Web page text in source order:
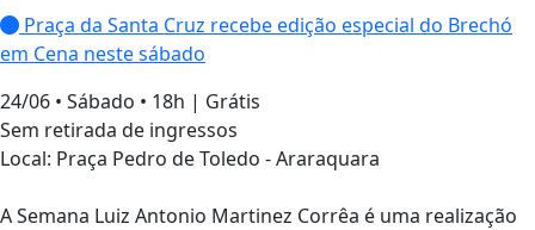
Praça da Santa Cruz recebe edição especial do Brechó
em Cena neste sábado
24/06 • Sábado • 18h | Grátis
Sem retirada de ingressos
Local: Praça Pedro de Toledo - Araraquara
A Semana Luiz Antonio Martinez Corrêa é uma realização